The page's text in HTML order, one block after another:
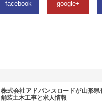
facebook google+
株式会社アドバンスロードが山形
舗装土木工事と求人情報